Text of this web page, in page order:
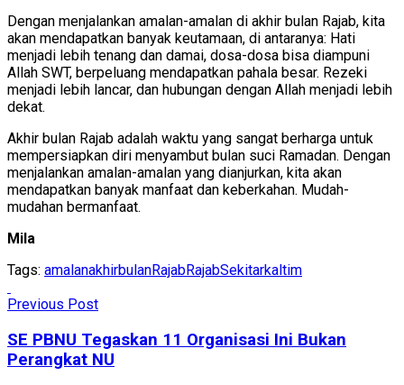
Dengan menjalankan amalan-amalan di akhir bulan Rajab, kita
akan mendapatkan banyak keutamaan, di antaranya: Hati
menjadi lebih tenang dan damai, dosa-dosa bisa diampuni
Allah SWT, berpeluang mendapatkan pahala besar. Rezeki
menjadi lebih lancar, dan hubungan dengan Allah menjadi lebih
dekat.
Akhir bulan Rajab adalah waktu yang sangat berharga untuk
mempersiapkan diri menyambut bulan suci Ramadan. Dengan
menjalankan amalan-amalan yang dianjurkan, kita akan
mendapatkan banyak manfaat dan keberkahan. Mudah-
mudahan bermanfaat.
Mila
Tags: amalanakhirbulanRajabRajabSekitarkaltim
Previous Post
SE PBNU Tegaskan 11 Organisasi Ini Bukan
Perangkat NU